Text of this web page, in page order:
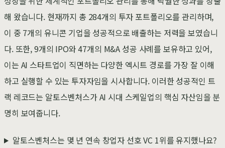
해 왔습니다. 현재까지 총 284개의 투자 포트폴리오를 관리하며,
이 중 7개의 유니콘 기업을 성공적으로 배출하는 저력을 보였습니
다. 또한, 9개의 IPO와 47개의 M&A 성공 사례를 보유하고 있어,
이는 AI 스타트업이 직면하는 다양한 엑시트 경로를 가장 잘 이해
하고 실행할 수 있는 투자자임을 시사합니다. 이러한 성공적인 트
랙 레코드는 알토스벤처스가 AI 시대 스케일업의 핵심 자산임을 분
명히 보여줍니다.
알토스벤처스는 몇 년 연속 창업자 선호 VC 1위를 유지했나요?